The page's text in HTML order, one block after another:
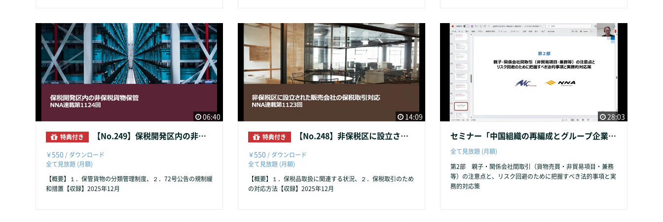
06:40
特典付き 【No.249】保税開発区内の非保税貨物保管
￥550 / ダウンロード
全て見放題 (月額)
【概要】１．保管貨物の分類管理制度、２．72号公告の規制緩
和措置【収録】2025年12月
14:09
特典付き 【No.248】非保税区に設立された販売会社の保税取引対応
￥550 / ダウンロード
全て見放題 (月額)
【概要】１．保税品取扱に関連する状況、２．保税取引のため
の対応方法【収録】2025年12月
28:03
セミナー「中国組織の再編成とグループ企業間取引の注意とリスク回避」（3）
全て見放題 (月額)
第2部 親子・関係会社間取引（貨物売買・非貿易項目・兼務
等）の注意点と、リスク回避のために把握すべき法的事項と実
務的対応策